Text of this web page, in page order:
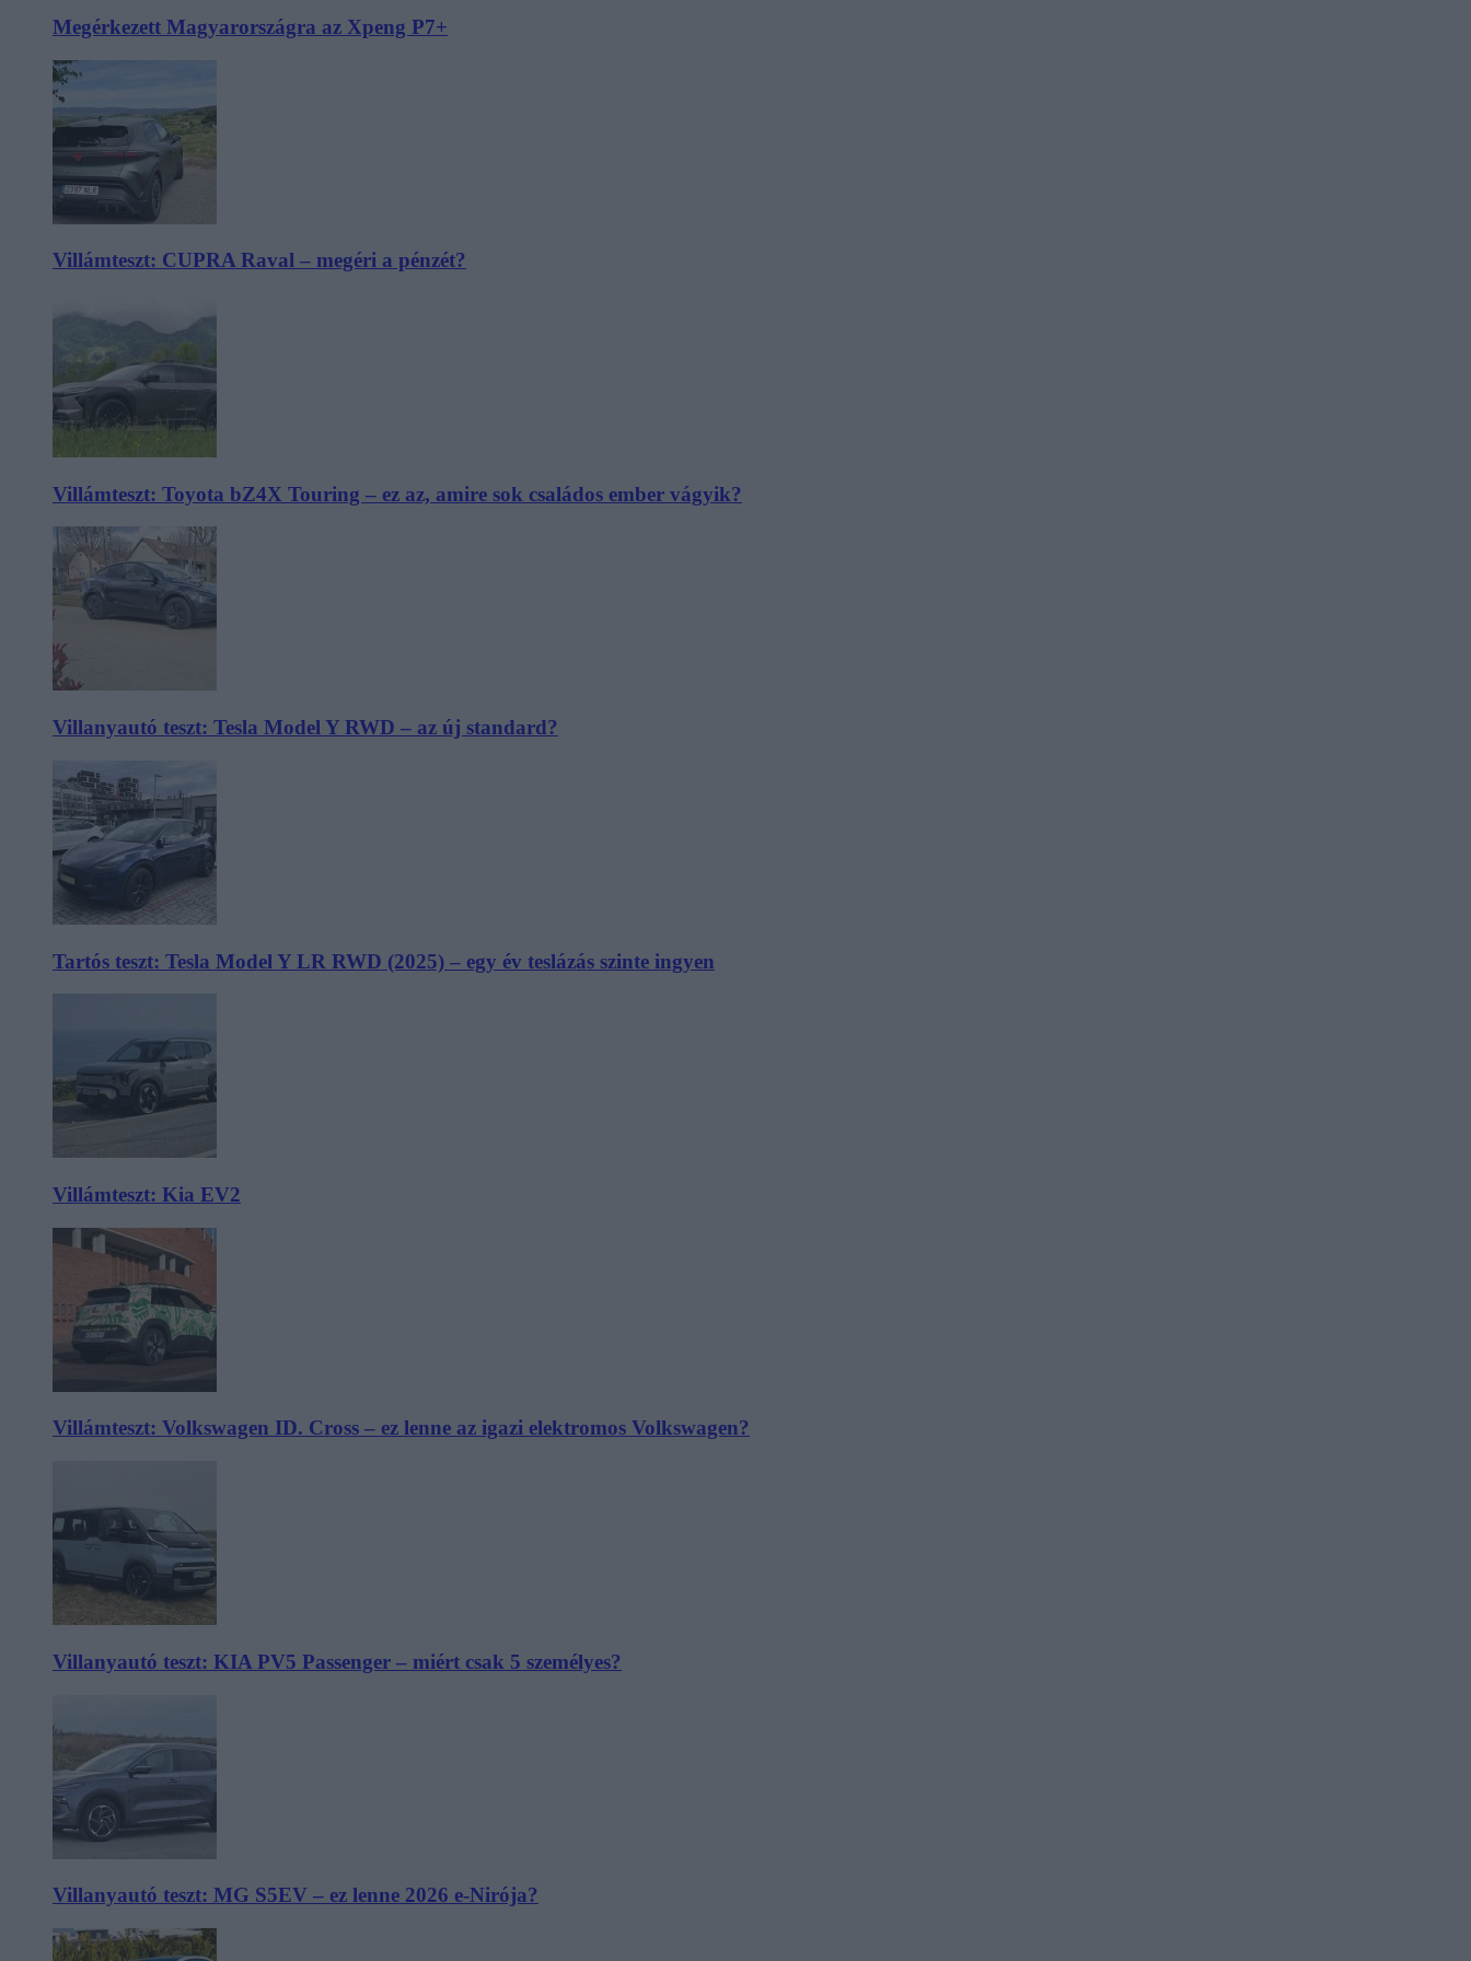
Megérkezett Magyarországra az Xpeng P7+
Villámteszt: CUPRA Raval – megéri a pénzét?
Villámteszt: Toyota bZ4X Touring – ez az, amire sok családos ember vágyik?
Villanyautó teszt: Tesla Model Y RWD – az új standard?
Tartós teszt: Tesla Model Y LR RWD (2025) – egy év teslázás szinte ingyen
Villámteszt: Kia EV2
Villámteszt: Volkswagen ID. Cross – ez lenne az igazi elektromos Volkswagen?
Villanyautó teszt: KIA PV5 Passenger – miért csak 5 személyes?
Villanyautó teszt: MG S5EV – ez lenne 2026 e-Nirója?